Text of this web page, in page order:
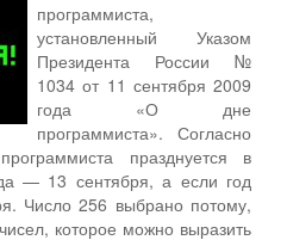
программиста,
установленный Указом
Президента России №
1034 от 11 сентября 2009
года «О дне
программиста». Согласно
празднуется в
— 13 сентября, а если год
Число 256 выбрано потому,
которое можно выразить